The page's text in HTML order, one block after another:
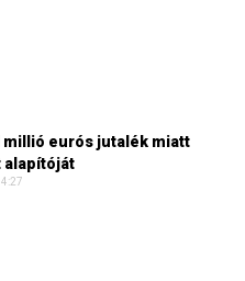
eurós jutalék miatt
alapítóját